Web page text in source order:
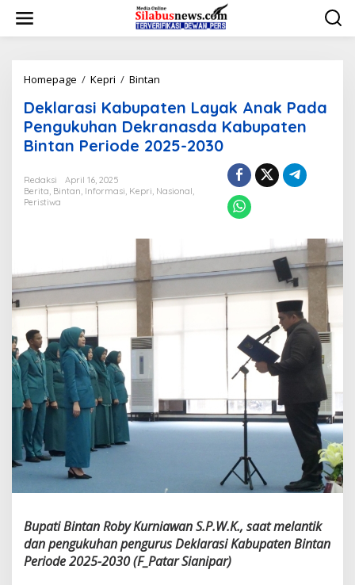
w
Homepage / Kepri / Bintan
k
l
a
r
i
p
a
e
A
n
d
P
e
n
g
Deklarasi Kabupaten Layak Anak Pada
Pengukuhan Dekranasda Kabupaten
Bintan Periode 2025-2030
Redaksi
April 16, 2025
Berita, Bintan, Informasi, Kepri, Nasional,
Peristiwa
Bupati Bintan Roby Kurniawan S.P.W.K., saat melantik
dan pengukuhan pengurus Deklarasi Kabupaten Bintan
Periode 2025-2030 (F_Patar Sianipar)